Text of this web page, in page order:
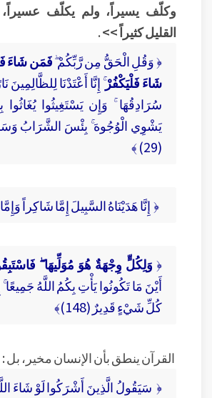
وكلّف يسيراً، ولم يكلّف
القليل كثيراً >>.
﴿ وَقُلِ الْحَقُّ مِن رَّبِّكُمْ ۖفَمَن شَاءَ
شَاءَ فَلْيَكْفُرْ إِنَّا أَعْتَدْنَا لِلظَّالِمِينَ
سُرَادِقُهَا ۚ وَإِن يَسْتَغِيثُوا يُغَاثُوا
يَشْوِي الْوُجُوهَ ۚ بِئْسَ الشَّرَابُ
(29) ﴾
﴿ إِنَّا هَدَيْنَاهُ السَّبِيلَ إِمَّا شَاكِراً وَإِمَّا
﴿ وَلِكُلٍّ وِجْهَةٌ هُوَ مُوَلِّيهَا
أَيْنَ مَا تَكُونُوا يَأْتِ بِكُمُ اللَّهُ
كُلِّ شَيْءٍ قَدِيرٌ (148)﴾
القرآن ينطق بأن الإنسان مخير، بل :
﴿ سَيَقُولُ الَّذِينَ أَشْرَكُوا لَوْ شَاءَ